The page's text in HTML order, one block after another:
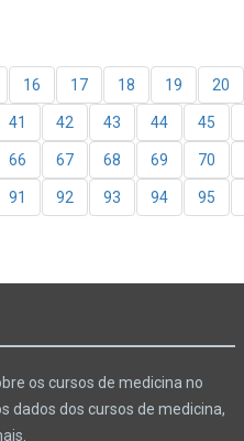
16 17 18 19 20
41 42 43 44 45
66 67 68 69 70
91 92 93 94 95
os cursos de medicina no
dados dos cursos de medicina,